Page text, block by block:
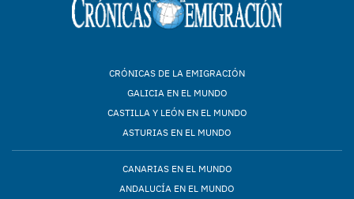
CRÓNICAS DE LA EMIGRACIÓN
GALICIA EN EL MUNDO
CASTILLA Y LEÓN EN EL MUNDO
ASTURIAS EN EL MUNDO
CANARIAS EN EL MUNDO
ANDALUCÍA EN EL MUNDO